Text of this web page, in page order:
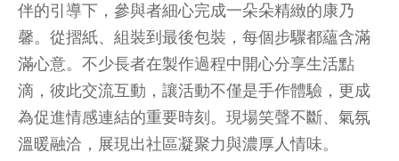
伴的引導下，參與者細心完成一朵朵精緻的康乃
馨。從摺紙、組裝到最後包裝，每個步驟都蘊含滿
滿心意。不少長者在製作過程中開心分享生活點
滴，彼此交流互動，讓活動不僅是手作體驗，更成
為促進情感連結的重要時刻。現場笑聲不斷、氣氛
溫暖融洽，展現出社區凝聚力與濃厚人情味。